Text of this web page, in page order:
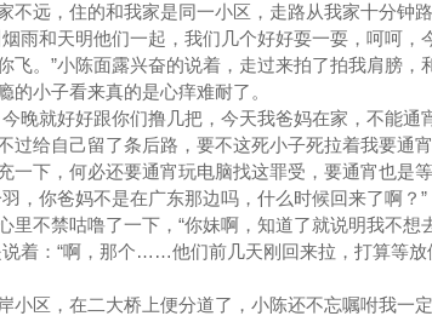
远，住的和我家是同一小区，走路从我家十分钟路
和天明他们一起，我们几个好好耍一耍，呵呵，
飞。”小陈面露兴奋的说着，走过来拍了拍我肩膀，
的小子看来真的是心痒难耐了。
就好好跟你们撸几把，今天我爸妈在家，不能通宵
过给自己留了条后路，要不这死小子死拉着我要通
一下，何必还要通宵玩电脑找这罪受，要通宵也是
你爸妈不是在广东那边吗，什么时候回来了啊？”
不禁咕噜了一下，“你妹啊，知道了就说明我不想
着：“啊，那个……他们前几天刚回来拉，打算等
区，在二大桥上便分道了，小陈还不忘嘱咐我一